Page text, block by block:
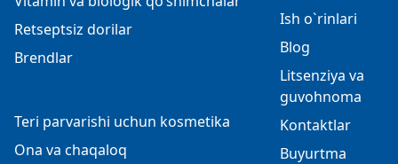
Retseptsiz dorilar
Brendlar
Teri parvarishi uchun kosmetika
Ona va chaqaloq
Ish o`rinlari
Blog
Litsenziya va
guvohnoma
Kontaktlar
Buyurtma